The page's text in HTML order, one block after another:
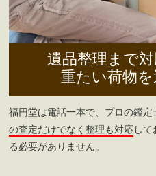
遺品整理まで
重たい荷物
福円堂は電話一本で、プロの鑑定
の査定だけでなく整理も対応し
る必要がありません。